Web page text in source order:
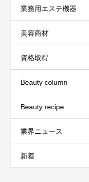
業務用エステ機器
美容商材
資格取得
Beauty column
Beauty recipe
業界ニュース
新着